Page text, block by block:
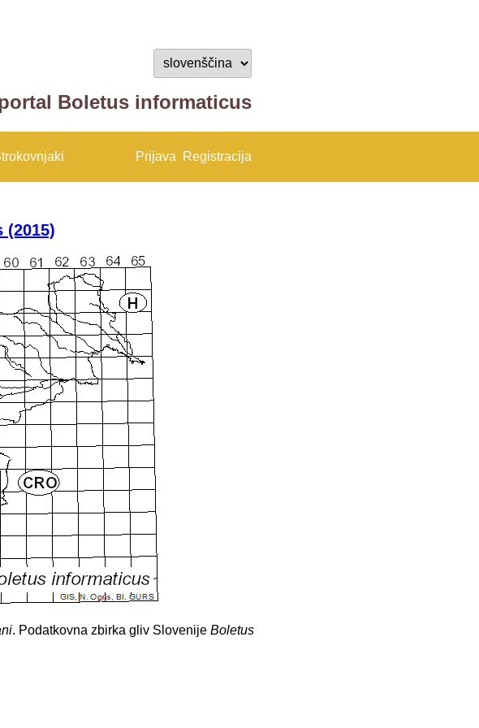
Boletus informaticus
Prijava Registracija
(2015)
. Podatkovna zbirka gliv Slovenije Boletus